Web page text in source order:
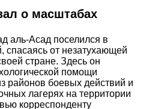
о масштабах
аль-Асад поселился в
спасаясь от незатухающей
стране. Здесь он
помощи
районов боевых действий и
лагерях на территории
корреспонденту